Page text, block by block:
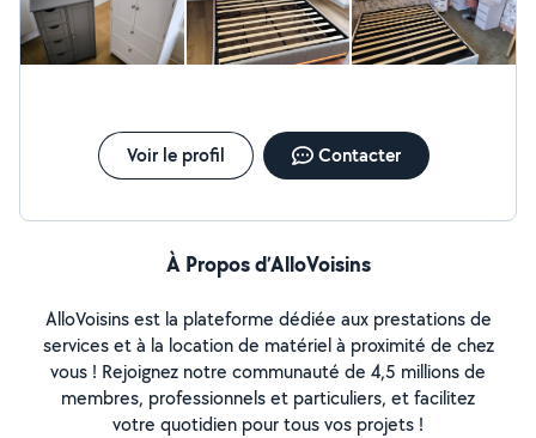
réparations béton/mur, enduit basique, construction
mur, clôture... Bricolage général : montage meubles
(IKEA, cuisine, armoires), fixation TV murale/tringles/
de la précision et des mains agiles ! Sérieux, ponctuel,
propre et efficace. Devis gratuit sur place ou photos,
tarifs raisonnables.
Voir le profil Contacter
À Propos d’AlloVoisins
AlloVoisins est la plateforme dédiée aux prestations de
services et à la location de matériel à proximité de chez
vous ! Rejoignez notre communauté de 4,5 millions de
membres, professionnels et particuliers, et facilitez
votre quotidien pour tous vos projets !